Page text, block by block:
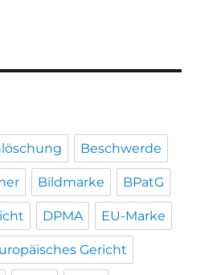
Beschwerde
Bildmarke BPatG
DPMA EU-Marke
Gericht